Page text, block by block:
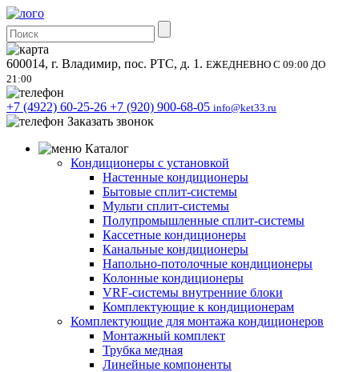
600014, г. Владимир, пос. РТС, д. 1. ЕЖЕДНЕВНО С 09:00 ДО
21:00
+7 (4922) 60-25-26 +7 (920) 900-68-05 info@ket33.ru
Заказать звонок
Каталог
Кондиционеры с установкой
Настенные кондиционеры
Бытовые сплит-системы
Мульти сплит-системы
Полупромышленные сплит-системы
Кассетные кондиционеры
Канальные кондиционеры
Напольно-потолочные кондиционеры
Колонные кондиционеры
VRF-системы внутренние блоки
Комплектующие к кондиционерам
Комплектующие для монтажа кондиционеров
Монтажный комплект
Трубка медная
Линейные компоненты